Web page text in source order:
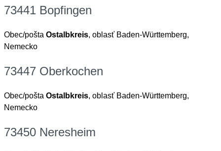
73441 Bopfingen
Obec/pošta Ostalbkreis, oblasť Baden-Württemberg,
Nemecko
73447 Oberkochen
Obec/pošta Ostalbkreis, oblasť Baden-Württemberg,
Nemecko
73450 Neresheim